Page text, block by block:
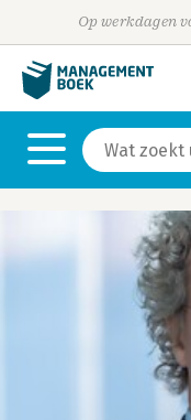
Op werkdagen